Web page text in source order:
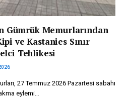
Gümrük Memurlarından
ve Kastanies Sınır
Tehlikesi
27 Temmuz 2026 Pazartesi sabahı
eylemi…